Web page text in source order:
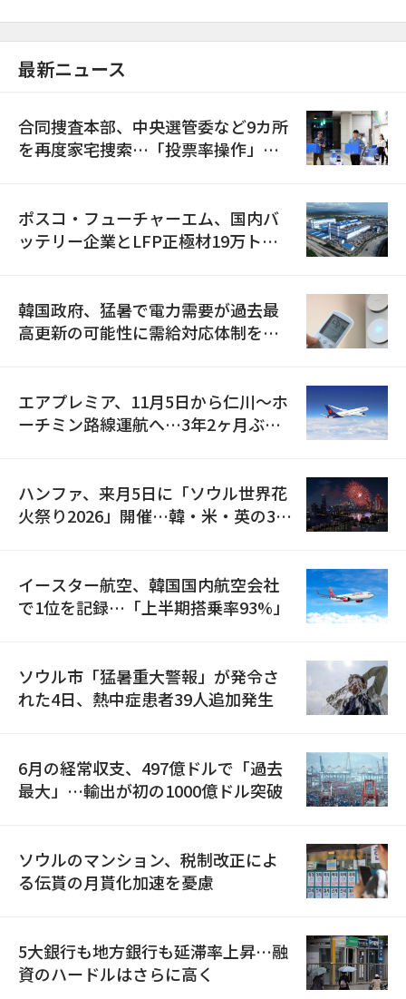
最新ニュース
合同捜査本部、中央選管委など9カ所
を再度家宅捜索…「投票率操作」の
ポスコ・フューチャーエム、国内バ
ッテリー企業とLFP正極材19万トン
韓国政府、猛暑で電力需要が過去最
高更新の可能性に需給対応体制を点
エアプレミア、11月5日から仁川〜ホ
ーチミン路線運航へ…3年2ヶ月ぶり
ハンファ、来月5日に「ソウル世界花
火祭り2026」開催…韓・米・英の3カ
イースター航空、韓国国内航空会社
で1位を記録…「上半期搭乗率93%」
ソウル市「猛暑重大警報」が発令さ
れた4日、熱中症患者39人追加発生
6月の経常収支、497億ドルで「過去
最大」…輸出が初の1000億ドル突破
ソウルのマンション、税制改正によ
る伝貰の月貰化加速を憂慮
5大銀行も地方銀行も延滞率上昇…融
資のハードルはさらに高く